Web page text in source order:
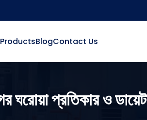
ProductsBlogContact Us
ঘরোয়া প্রতিকার ও ডায়েট